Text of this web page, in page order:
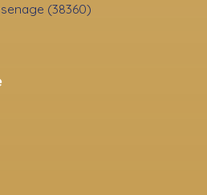
(38360)